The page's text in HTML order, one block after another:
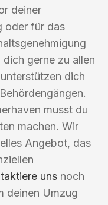
deiner
oder für das
dich gerne zu allen
dich
musst du
machen. Wir
Angebot, das
uns noch
deinen Umzug